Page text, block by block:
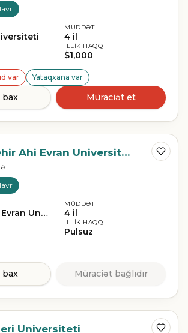
MÜDDƏT
4 il
İLLIK HAQQ
$1,000
var Yataqxana var
bax Müraciət et
Kırşehir Ahi Evran Universiteti
Kırşehir Ahi Evran Universiteti
MÜDDƏT
4 il
İLLIK HAQQ
Pulsuz
bax Müraciət bağlıdır
Universiteti